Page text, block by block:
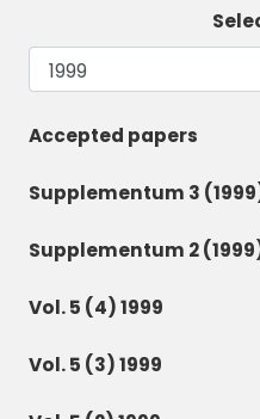
Accepted papers
Supplementum 3
Supplementum 2
Vol. 5 (4) 1999
Vol. 5 (3) 1999